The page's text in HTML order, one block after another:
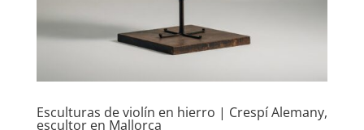
Esculturas de violín en hierro | Crespí Alemany,
escultor en Mallorca